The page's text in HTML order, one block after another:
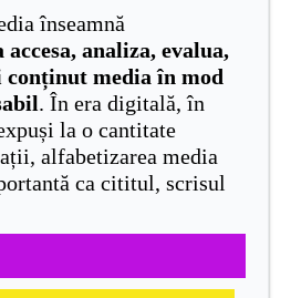
înseamnă
accesa, analiza, evalua,
media în mod
. În era digitală, în
la o cantitate
alfabetizarea media
ca cititul, scrisul